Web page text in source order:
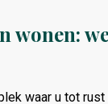
wonen:
waar u tot